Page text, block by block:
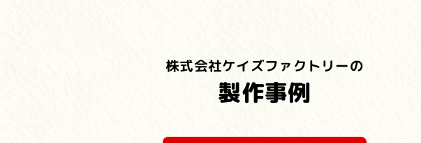
株式会社ケイズファクトリーの
製作事例